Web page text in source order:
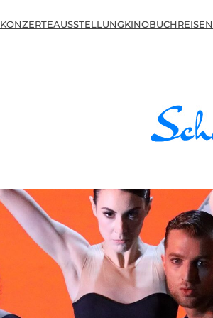
KONZERTEAUSSTELLUNGKINOBUCHREISEN